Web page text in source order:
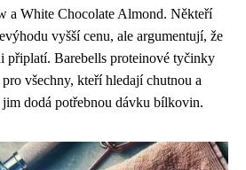
a White Chocolate Almond. Někteří
vyšší cenu, ale argumentují, že
připlatí. Barebells proteinové tyčinky
všechny, kteří hledají chutnou a
dodá potřebnou dávku bílkovin.